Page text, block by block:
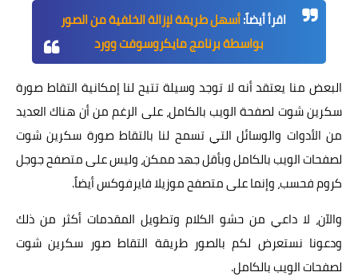
اقرأ أيضاً:أسهل طريقة لإزالة الخلفية من الصور
بواسطة برنامج مايكروسوفت وورد
البعض منا يعتقد أنه لا توجد وسيلة تتيح لنا إمكانية التقاط صورة
سكرين شوت لصفحة الويب بالكامل، على الرغم من أن هناك العديد
من الأدوات والوسائل التي تسمح لنا بالتقاط صورة سكرين شوت
لصفحات الويب بالكامل وبأقل جهد ممكن، وليس على متصفح جوجل
كروم فحسب، وإنما على متصفح موزيلا فايرفوكس أيضاً.
والآن، لا داعي من حشو الكلام وتطويل المقدمات أكثر من ذلك
ودعونا نستعرض لكم بالصور طريقة التقاط صور سكرين شوت
لصفحات الويب بالكامل.